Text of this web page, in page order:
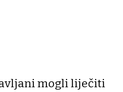
mogli liječiti